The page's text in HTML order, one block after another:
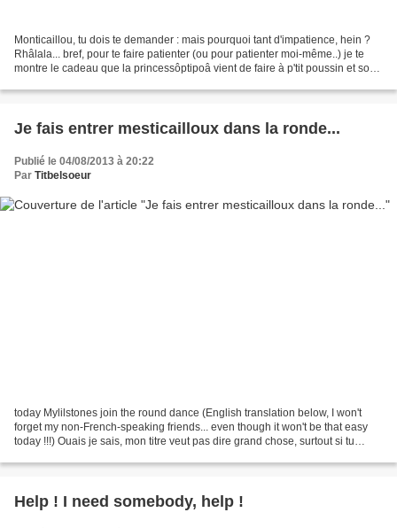
Monticaillou, tu dois te demander : mais pourquoi tant d'impatience, hein ?
Rhâlala... bref, pour te faire patienter (ou pour patienter moi-même..) je te
montre le cadeau que la princessôptipoâ vient de faire à p'tit poussin et son
Je fais entrer mesticailloux dans la ronde...
Publié le 04/08/2013 à 20:22
Par Titbelsoeur
today Mylilstones join the round dance (English translation below, I won't
forget my non-French-speaking friends... even though it won't be that easy
today !!!) Ouais je sais, mon titre veut pas dire grand chose, surtout si tu
Help ! I need somebody, help !